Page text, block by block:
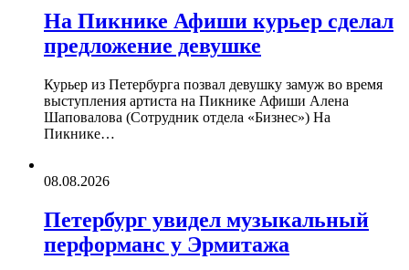
На Пикнике Афиши курьер сделал
предложение девушке
Курьер из Петербурга позвал девушку замуж во время
выступления артиста на Пикнике Афиши Алена
Шаповалова (Сотрудник отдела «‎Бизнес») На
Пикнике…
08.08.2026
Петербург увидел музыкальный
перформанс у Эрмитажа